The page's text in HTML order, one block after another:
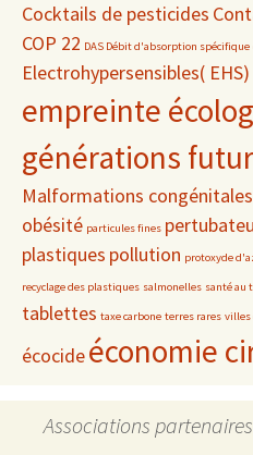
Cocktails de pesticides
COP 22 DAS Débit d'absorption spécifique
Electrohypersensibles( EHS)
empreinte
générations
Malformations congénitales
obésité particules fines
plastiques pollution protoxyde
recyclage des plastiques salmonelles santé au
tablettes taxe carbone terres rares villes
écocideéconomie
Associations partenaires